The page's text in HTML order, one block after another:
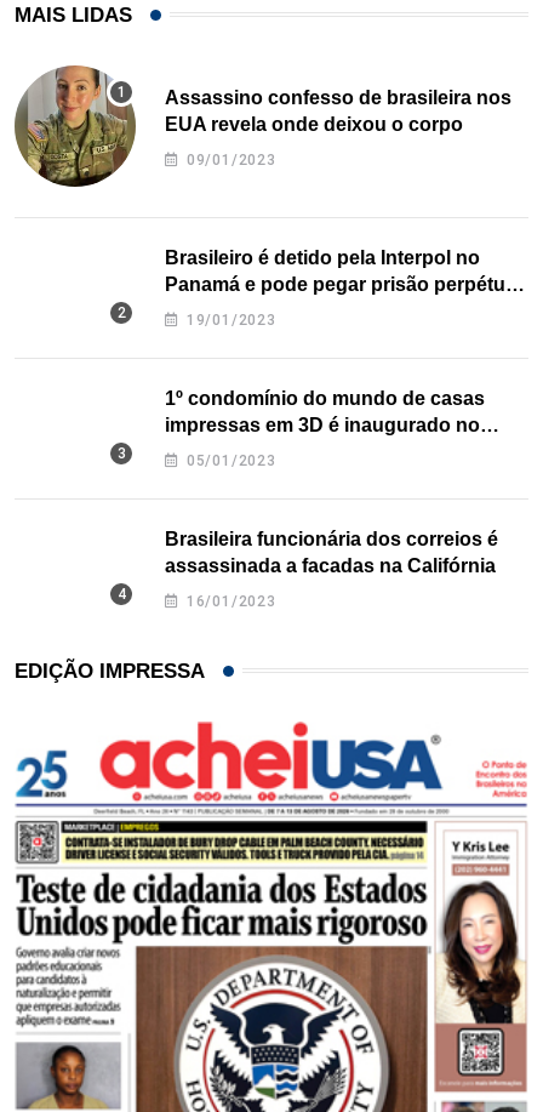
MAIS LIDAS
Assassino confesso de brasileira nos
EUA revela onde deixou o corpo
09/01/2023
Brasileiro é detido pela Interpol no
Panamá e pode pegar prisão perpétua
nos EUA
19/01/2023
1º condomínio do mundo de casas
impressas em 3D é inaugurado no
Texas
05/01/2023
Brasileira funcionária dos correios é
assassinada a facadas na Califórnia
16/01/2023
EDIÇÃO IMPRESSA